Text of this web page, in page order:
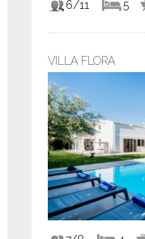
6/11 5
VILLA FLORA